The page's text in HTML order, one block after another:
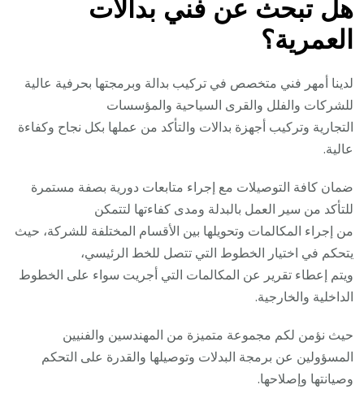
هل تبحث عن فني بدالات
العمرية؟
لدينا أمهر فني متخصص في تركيب بدالة وبرمجتها بحرفية عالية
للشركات والفلل والقرى السياحية والمؤسسات
التجارية وتركيب أجهزة بدالات والتأكد من عملها بكل نجاح وكفاءة
عالية.
ضمان كافة التوصيلات مع إجراء متابعات دورية بصفة مستمرة
للتأكد من سير العمل بالبدلة ومدى كفاءتها لتتمكن
من إجراء المكالمات وتحويلها بين الأقسام المختلفة للشركة، حيث
يتحكم في اختيار الخطوط التي تتصل للخط الرئيسي،
ويتم إعطاء تقرير عن المكالمات التي أجريت سواء على الخطوط
الداخلية والخارجية.
حيث نؤمن لكم مجموعة متميزة من المهندسين والفنيين
المسؤولين عن برمجة البدلات وتوصيلها والقدرة على التحكم
وصيانتها وإصلاحها.